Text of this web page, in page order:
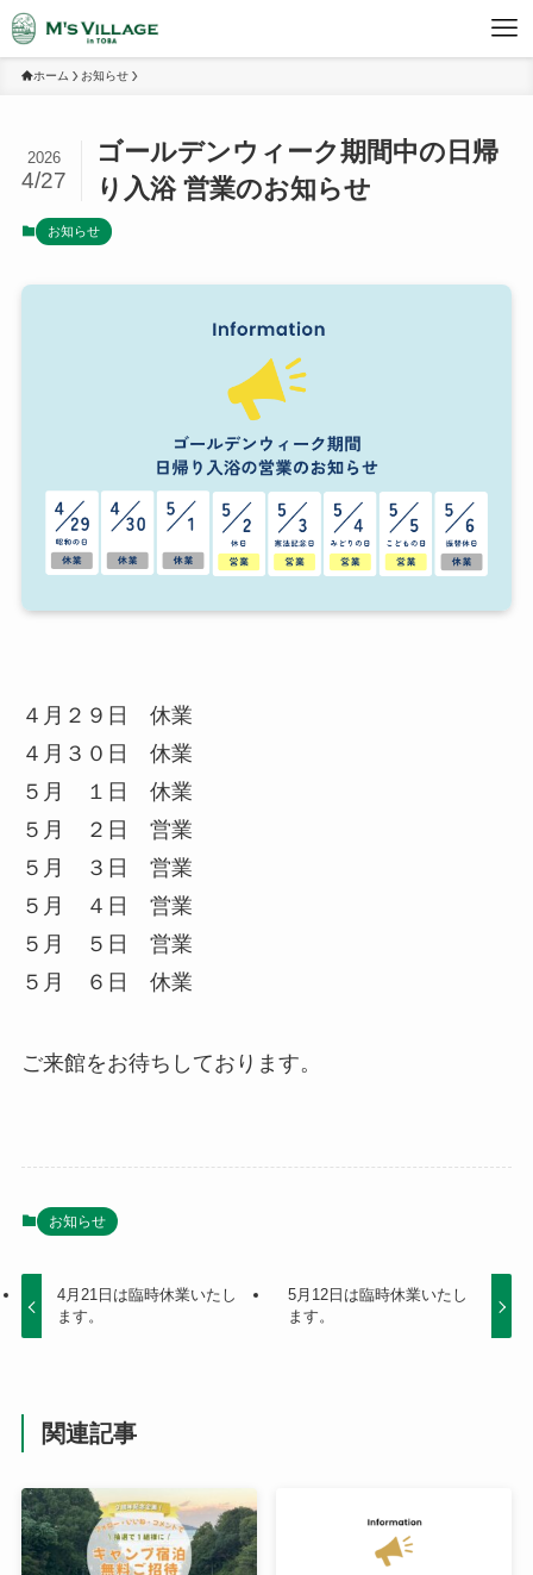
ホーム お知らせ
ゴールデンウィーク期間中の日帰
り入浴 営業のお知らせ
2026
4/27
お知らせ
４月２９日 休業
４月３０日 休業
５月 １日 休業
５月 ２日 営業
５月 ３日 営業
５月 ４日 営業
５月 ５日 営業
５月 ６日 休業
ご来館をお待ちしております。
お知らせ
4月21日は臨時休業いたし
ます。
5月12日は臨時休業いたし
ます。
関連記事